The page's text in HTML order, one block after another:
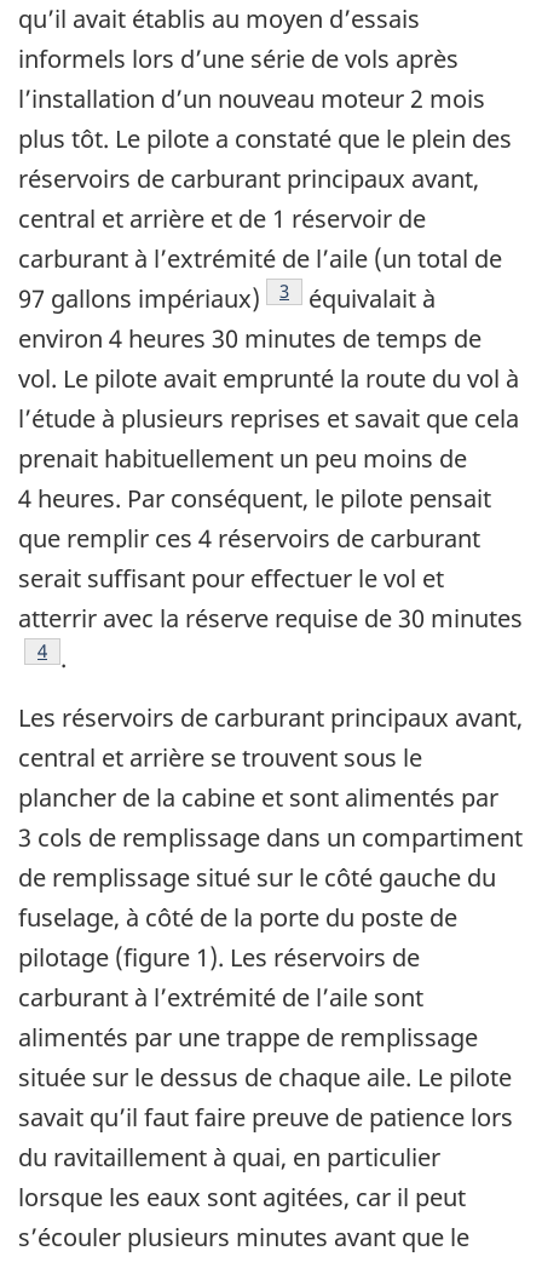
qu’il avait établis au moyen d’essais
informels lors d’une série de vols après
l’installation d’un nouveau moteur 2 mois
plus tôt. Le pilote a constaté que le plein des
réservoirs de carburant principaux avant,
central et arrière et de 1 réservoir de
carburant à l’extrémité de l’aile (un total de
97 gallons impériaux)
3
équivalait à
environ 4 heures 30 minutes de temps de
vol. Le pilote avait emprunté la route du vol à
l’étude à plusieurs reprises et savait que cela
prenait habituellement un peu moins de
4 heures. Par conséquent, le pilote pensait
que remplir ces 4 réservoirs de carburant
serait suffisant pour effectuer le vol et
atterrir avec la réserve requise de 30 minutes
4 .
Les réservoirs de carburant principaux avant,
central et arrière se trouvent sous le
plancher de la cabine et sont alimentés par
3 cols de remplissage dans un compartiment
de remplissage situé sur le côté gauche du
fuselage, à côté de la porte du poste de
pilotage (figure 1). Les réservoirs de
carburant à l’extrémité de l’aile sont
alimentés par une trappe de remplissage
située sur le dessus de chaque aile. Le pilote
savait qu’il faut faire preuve de patience lors
du ravitaillement à quai, en particulier
lorsque les eaux sont agitées, car il peut
s’écouler plusieurs minutes avant que le